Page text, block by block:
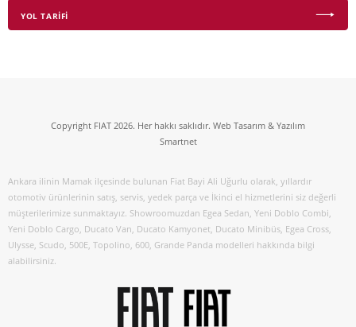
YOL TARİFİ
Copyright FIAT 2026. Her hakkı saklıdır. Web Tasarım & Yazılım
Smartnet
Ankara ilinin Mamak ilçesinde bulunan Fiat Bayi Ali Uğurlu olarak, yıllardır
otomotiv ürünlerinin satış, servis, yedek parça ve İkinci el hizmetlerini siz değerli
müşterilerimize sunmaktayız. Showroomuzdan Egea Sedan, Yeni Doblo Combi,
Yeni Doblo Cargo, Ducato Van, Ducato Kamyonet, Ducato Minibüs, Egea Cross,
Ulysse, Scudo, 500E, Topolino, 600, Grande Panda modelleri hakkında bilgi
alabilirsiniz.